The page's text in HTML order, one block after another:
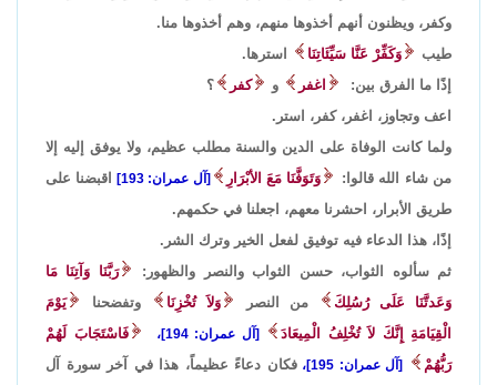
وكفر، ويظنون أنهم أخذوها منهم، وهم أخذوها منا.
طيب
وَكَفِّرْ عَنَّا سَيِّئَاتِنَا
استرها.
إذًا ما الفرق بين:
اغفر و كفر
؟
اعف وتجاوز، اغفر، كفر، استر.
ولما كانت الوفاة على الدين والسنة مطلب عظيم، ولا يوفق إليه إلا
من شاء الله قالوا:
وَتَوَفَّنَا مَعَ الأبْرَارِ [آل عمران: 193]
اقبضنا على
طريق الأبرار، احشرنا معهم، اجعلنا في حكمهم.
إذًا، هذا الدعاء فيه توفيق لفعل الخير وترك الشر.
ثم سألوه الثواب، حسن الثواب والنصر والظهور:
رَبَّنَا وَآتِنَا مَا
وَعَدتَّنَا عَلَى رُسُلِكَ
من النصر وَلاَ تُخْزِنَا وتفضحنا
يَوْمَ
الْقِيَامَةِ إِنَّكَ لاَ تُخْلِفُ الْمِيعَادَ
[آل عمران: 194]،
فَاسْتَجَابَ لَهُمْ
رَبُّهُمْ
[آل عمران: 195]،
فكان دعاءً عظيماً، هذا في آخر سورة آل